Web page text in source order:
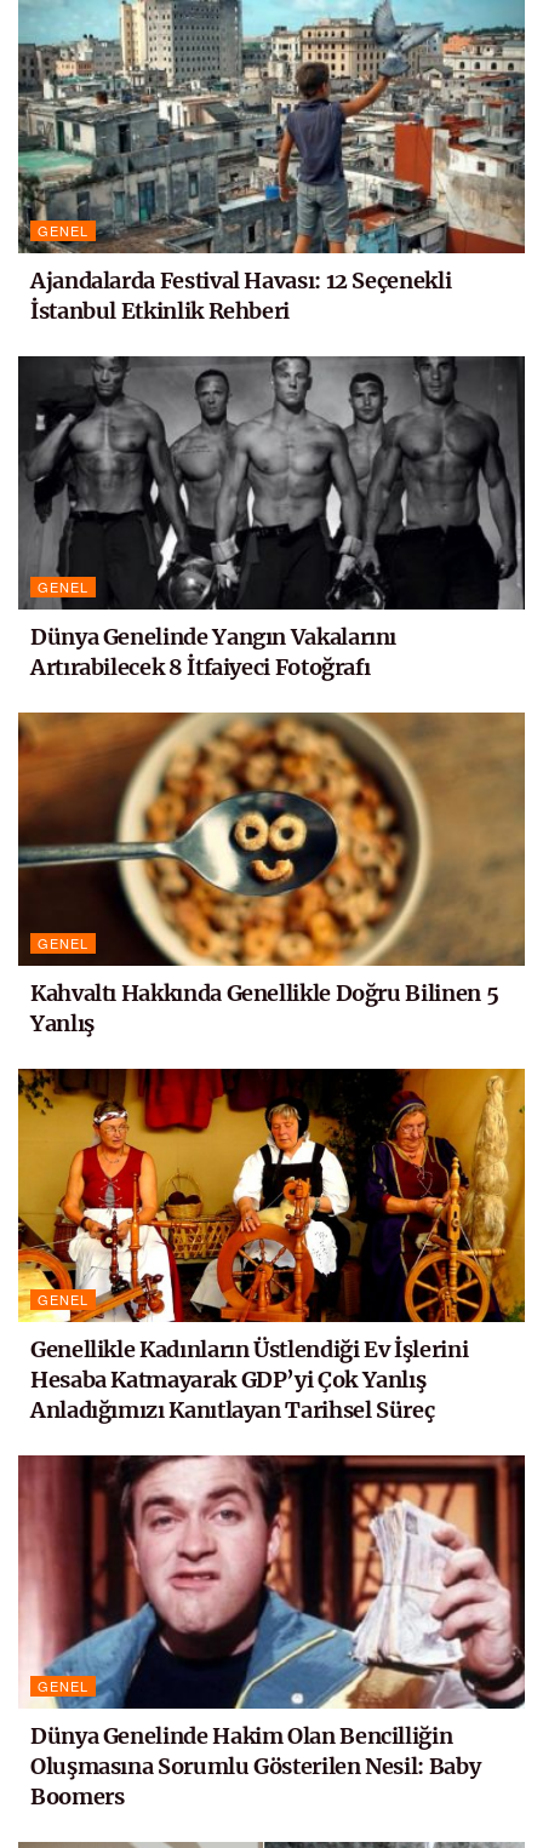
GENEL
Ajandalarda Festival Havası: 12 Seçenekli
İstanbul Etkinlik Rehberi
GENEL
Dünya Genelinde Yangın Vakalarını
Artırabilecek 8 İtfaiyeci Fotoğrafı
GENEL
Kahvaltı Hakkında Genellikle Doğru Bilinen 5
Yanlış
GENEL
Genellikle Kadınların Üstlendiği Ev İşlerini
Hesaba Katmayarak GDP’yi Çok Yanlış
Anladığımızı Kanıtlayan Tarihsel Süreç
GENEL
Dünya Genelinde Hakim Olan Bencilliğin
Oluşmasına Sorumlu Gösterilen Nesil: Baby
Boomers